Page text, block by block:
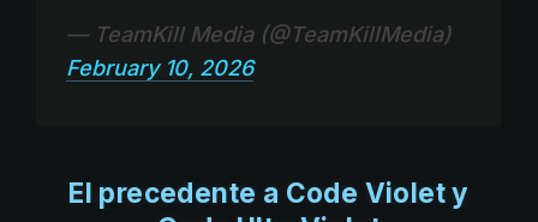
— TeamKill Media (@TeamKillMedia)
February 10, 2026
El precedente a Code Violet y